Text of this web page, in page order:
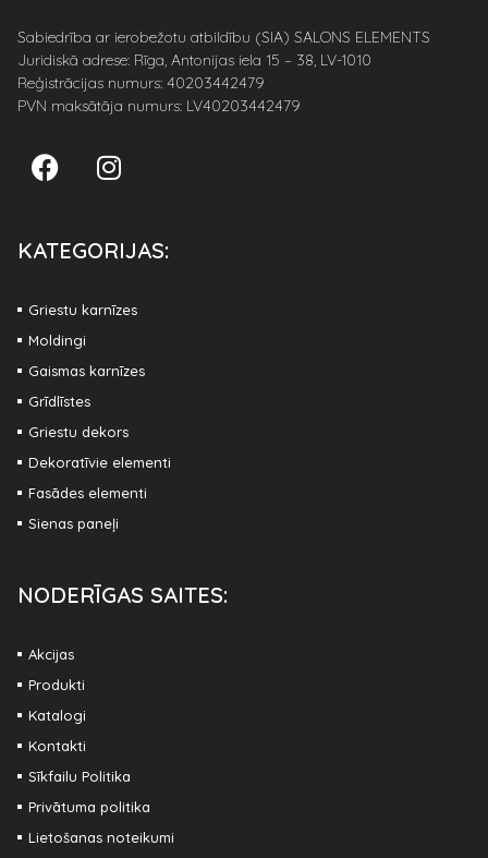
Sabiedrība ar ierobežotu atbildību (SIA) SALONS ELEMENTS
Juridiskā adrese: Rīga, Antonijas iela 15 – 38, LV-1010
Reģistrācijas numurs: 40203442479
PVN maksātāja numurs: LV40203442479
KATEGORIJAS:
Griestu karnīzes
Moldingi
Gaismas karnīzes
Grīdlīstes
Griestu dekors
Dekoratīvie elementi
Fasādes elementi
Sienas paneļi
NODERĪGAS SAITES:
Akcijas
Produkti
Katalogi
Kontakti
Sīkfailu Politika
Privātuma politika
Lietošanas noteikumi